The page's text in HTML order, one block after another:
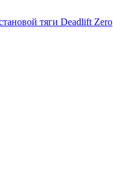
тяги Deadlift Zero